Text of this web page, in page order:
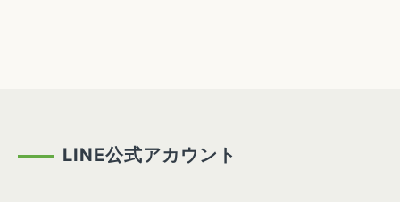
LINE公式アカウント